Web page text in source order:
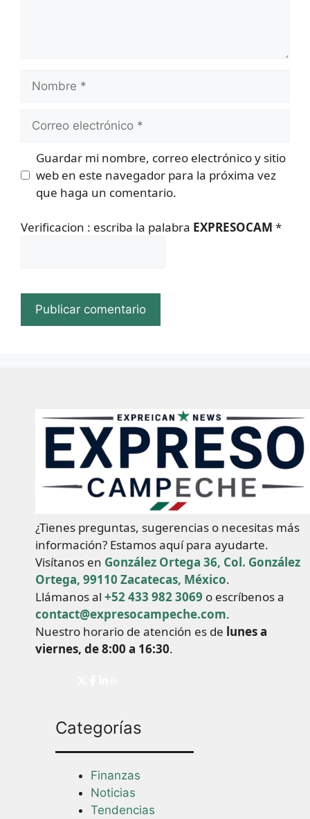
electrónico
Guardar mi nombre, correo electrónico y sitio
web en este navegador para la próxima vez
que haga un comentario.
Verificacion : escriba la palabra EXPRESOCAM *
¿Tienes preguntas, sugerencias o necesitas más
información? Estamos aquí para ayudarte.
Visítanos en González Ortega 36, Col. González
Ortega, 99110 Zacatecas, México.
Llámanos al +52 433 982 3069 o escríbenos a
contact@expresocampeche.com.
Nuestro horario de atención es de lunes a
viernes, de 8:00 a 16:30.
Categorías
Finanzas
Noticias
Tendencias